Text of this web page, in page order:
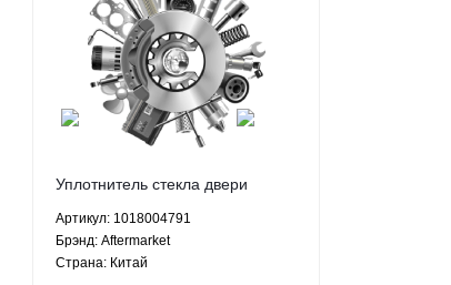
Уплотнитель стекла двери
Джили МК1 МК2 МК Кросс Geely
MK1 MK2 MK Cross GC6 -
1018004791 Aftermarket
Артикул: 1018004791
Брэнд: Aftermarket
Страна: Китай